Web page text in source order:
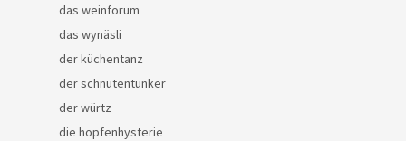
das weinforum
das wynäsli
der küchentanz
der schnutentunker
der würtz
die hopfenhysterie